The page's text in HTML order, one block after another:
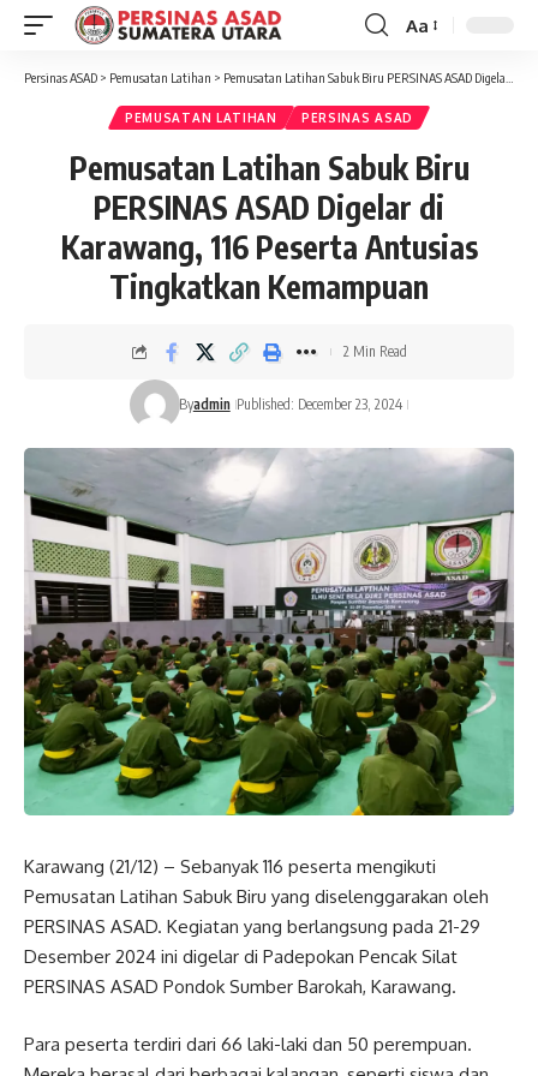
Font
Resizer
Aa
Persinas ASAD > Pemusatan Latihan > Pemusatan Latihan Sabuk Biru PERSINAS ASAD Digelar di Karawang, 116 Peserta Antusias Tingkatkan Kemampuan
PEMUSATAN LATIHAN PERSINAS ASAD
Pemusatan Latihan Sabuk Biru
PERSINAS ASAD Digelar di
Karawang, 116 Peserta Antusias
Tingkatkan Kemampuan
Byadmin Published: December 23, 2024
2 Min Read
Karawang (21/12) – Sebanyak 116 peserta mengikuti
Pemusatan Latihan Sabuk Biru yang diselenggarakan oleh
PERSINAS ASAD. Kegiatan yang berlangsung pada 21-29
Desember 2024 ini digelar di Padepokan Pencak Silat
PERSINAS ASAD Pondok Sumber Barokah, Karawang.
Para peserta terdiri dari 66 laki-laki dan 50 perempuan.